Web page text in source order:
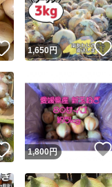
いいね！
1,650円
いいね！
1,800円